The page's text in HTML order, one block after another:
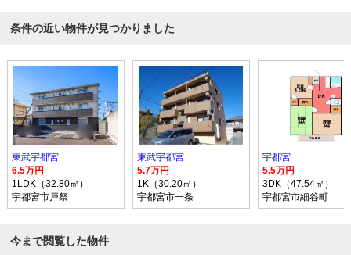
条件の近い物件が見つかりました
東武宇都宮
6.5万円
1LDK（32.80㎡）
宇都宮市戸祭
東武宇都宮
5.7万円
1K（30.20㎡）
宇都宮市一条
宇都宮
5.5万円
3DK（47.54㎡）
宇都宮市細谷町
今まで閲覧した物件